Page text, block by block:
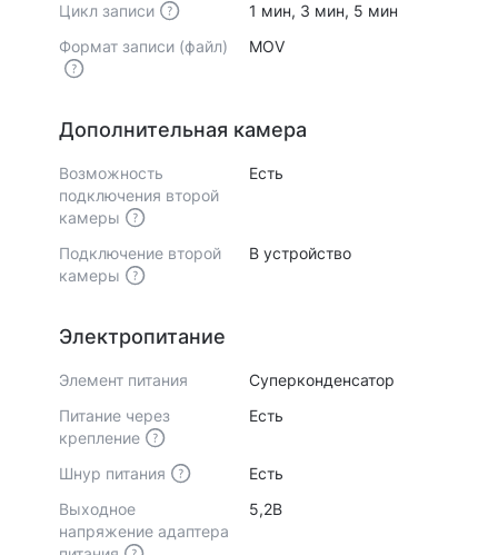
Цикл записи
1 мин, 3 мин, 5 мин
Формат записи (файл)
MOV
Дополнительная камера
Возможность
подключения второй
камеры
Есть
Подключение второй
камеры
В устройство
Электропитание
Элемент питания
Суперконденсатор
Питание через
крепление
Есть
Шнур питания
Есть
Выходное
напряжение адаптера
5,2В